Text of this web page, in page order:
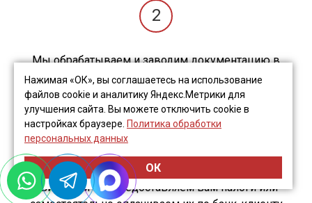
Нажимая «ОК», вы соглашаетесь на использование
файлов cookie и аналитику Яндекс.Метрики для
улучшения сайта. Вы можете отключить cookie в
настройках браузере. Политика обработки
персональных данных
ОК
2
Мы обрабатываем и заводим документацию в
программу 1С
3
Ежемесячно в виде платежных поручений или
квитанций мы предоставляем вам налоги или